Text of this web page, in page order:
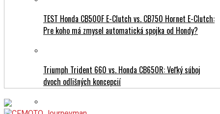
TEST Honda CB500F E-Clutch vs. CB750 Hornet E-Clutch:
Pre koho má zmysel automatická spojka od Hondy?
Triumph Trident 660 vs. Honda CB650R: Veľký súboj
dvoch odlišných koncepcií